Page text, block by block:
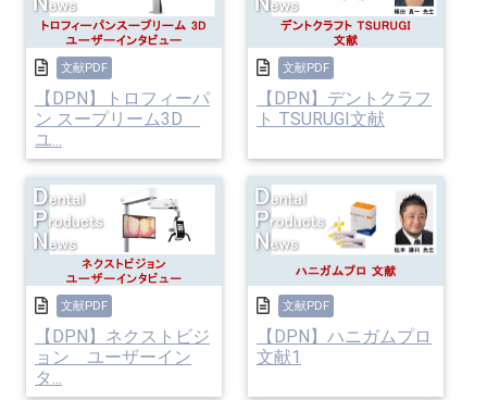
文献PDF
【DPN】トロフィーパ
ン スープリーム3D
ユ...
文献PDF
【DPN】デントクラフ
ト TSURUGI文献
文献PDF
【DPN】ネクストビジ
ョン ユーザーイン
タ...
文献PDF
【DPN】ハニガムプロ
文献1